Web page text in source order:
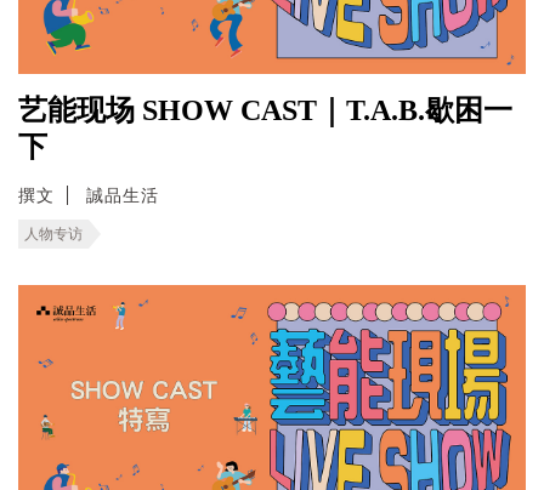
艺能现场 SHOW CAST｜T.A.B.歇困一
下
撰文 誠品生活
人物专访